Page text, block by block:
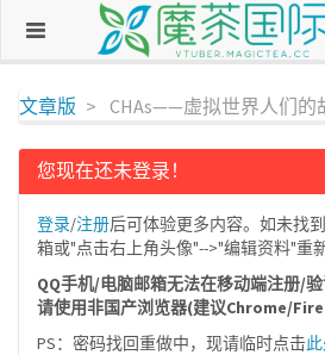
文章版 CHAs——虚拟世界人们的
您现在还未登录！
登录/注册后可体验更多内容。如未找
箱或"点击右上角头像"-->"编辑资料"重
QQ手机/电脑邮箱无法在移动端注册/验
请使用非国产浏览器(建议Chrome/
PS：密码找回重做中，现请临时点击